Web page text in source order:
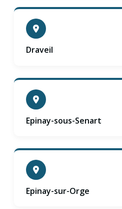
Draveil
Epinay-sous-Senart
Epinay-sur-Orge